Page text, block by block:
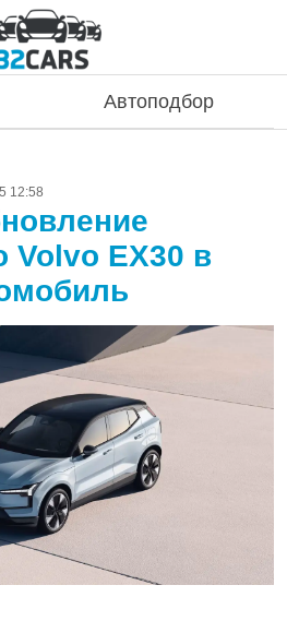
Автоподбор
12:58
Volvo EX30 в